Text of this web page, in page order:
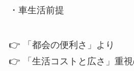
・車生活前提
👉 「都会の便利さ」より
👉 「生活コストと広さ」重